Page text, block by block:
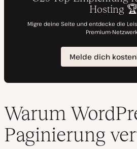
Warum
Paginierung